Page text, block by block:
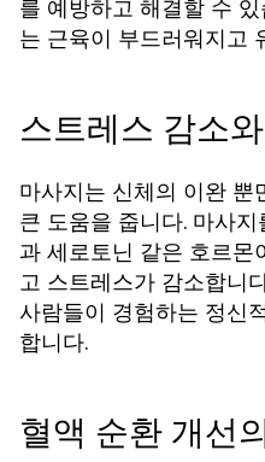
를 예방하고 해결할 수
는 근육이 부드러워지고
스트레스 감소
마사지는 신체의 이완 뿐
큰 도움을 줍니다. 마사
과 세로토닌 같은 호르몬
고 스트레스가 감소합니
사람들이 경험하는 정신
합니다.
혈액 순환 개선